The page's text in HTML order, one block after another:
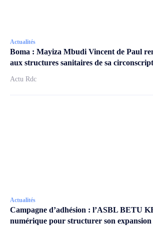
Actualités
Boma : Mayiza Mbudi Vincent de Paul
aux structures sanitaires de sa
Actu Rdc
Actualités
Campagne d’adhésion : l’ASBL BETU
numérique pour structurer son expansion